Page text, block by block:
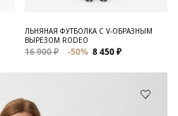
ЛЬНЯНАЯ ФУТБОЛКА С V-ОБРАЗНЫМ
ВЫРЕЗОМ RODEO
16 900 ₽ -50% 8 450 ₽